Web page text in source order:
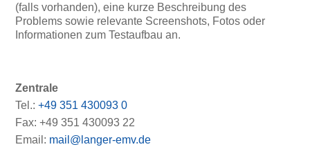
(falls vorhanden), eine kurze Beschreibung des
Problems sowie relevante Screenshots, Fotos oder
Informationen zum Testaufbau an.
Zentrale
Tel.:+49 351 430093 0
Fax: +49 351 430093 22
Email: mail@langer-emv.de